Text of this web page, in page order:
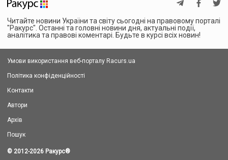
Читайте новини України та світу сьогодні на правовому порталі
"Ракурс". Останні та головні новини дня, актуальні події,
аналітика та правові коментарі. Будьте в курсі всіх новин!
Умови використання веб-порталу Racurs.ua
Політика конфіденційності
Контакти
Автори
Архів
Пошук
© 2012-2026 Ракурс®